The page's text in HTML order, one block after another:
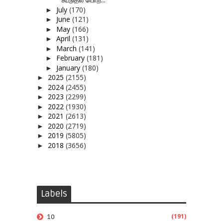
► July (170)
► June (121)
► May (166)
► April (131)
► March (141)
► February (181)
► January (180)
► 2025 (2155)
► 2024 (2455)
► 2023 (2299)
► 2022 (1930)
► 2021 (2613)
► 2020 (2719)
► 2019 (5805)
► 2018 (3656)
Labels
10 (191)